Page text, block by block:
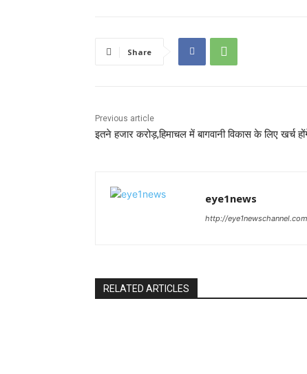
Share
Previous article
इतने हजार करोड़,हिमाचल में बागवानी विकास के लिए खर्च
eye1news
http://eye1newschannel.com
RELATED ARTICLES